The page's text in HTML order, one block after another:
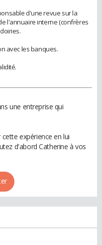
d'une revue sur la
l'annuaire interne (confrères
avec les banques.
une entreprise qui
expérience en lui
d'abord Catherine à vos